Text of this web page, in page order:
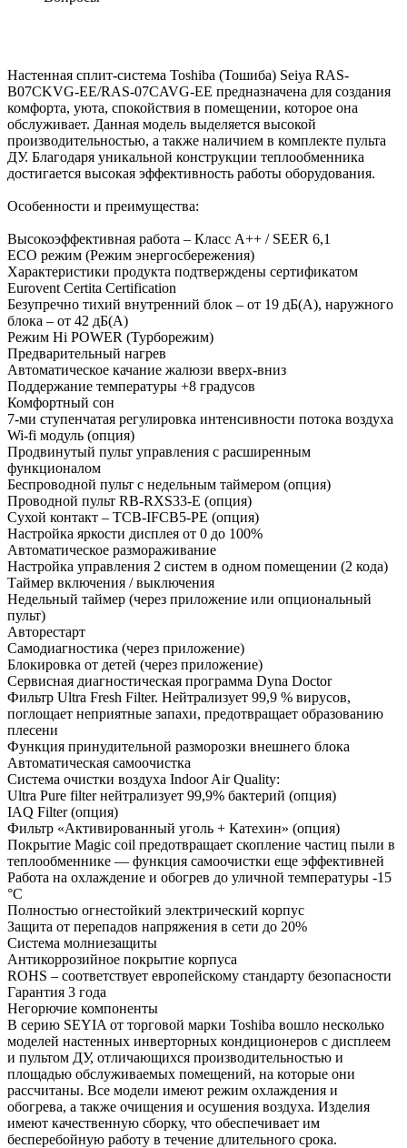
Настенная сплит-система Toshiba (Тошиба) Seiya RAS-
B07CKVG-EE/RAS-07CAVG-EE предназначена для создания
комфорта, уюта, спокойствия в помещении, которое она
обслуживает. Данная модель выделяется высокой
производительностью, а также наличием в комплекте пульта
ДУ. Благодаря уникальной конструкции теплообменника
достигается высокая эффективность работы оборудования.
Особенности и преимущества:
Высокоэффективная работа – Класс А++ / SEER 6,1
ECO режим (Режим энергосбережения)
Характеристики продукта подтверждены сертификатом
Eurovent Certita Certification
Безупречно тихий внутренний блок – от 19 дБ(А), наружного
блока – от 42 дБ(А)
Режим Hi POWER (Турборежим)
Предварительный нагрев
Автоматическое качание жалюзи вверх-вниз
Поддержание температуры +8 градусов
Комфортный сон
7-ми ступенчатая регулировка интенсивности потока воздуха
Wi-fi модуль (опция)
Продвинутый пульт управления с расширенным
функционалом
Беспроводной пульт с недельным таймером (опция)
Проводной пульт RB-RXS33-E (опция)
Сухой контакт – TCB-IFCB5-PE (опция)
Настройка яркости дисплея от 0 до 100%
Автоматическое размораживание
Настройка управления 2 систем в одном помещении (2 кода)
Таймер включения / выключения
Недельный таймер (через приложение или опциональный
пульт)
Авторестарт
Самодиагностика (через приложение)
Блокировка от детей (через приложение)
Сервисная диагностическая программа Dyna Doctor
Фильтр Ultra Fresh Filter. Нейтрализует 99,9 % вирусов,
поглощает неприятные запахи, предотвращает образованию
плесени
Функция принудительной разморозки внешнего блока
Автоматическая самоочистка
Система очистки воздуха Indoor Air Quality:
Ultra Pure filter нейтрализует 99,9% бактерий (опция)
IAQ Filter (опция)
Фильтр «Активированный уголь + Катехин» (опция)
Покрытие Magic coil предотвращает скопление частиц пыли в
теплообменнике — функция самоочистки еще эффективней
Работа на охлаждение и обогрев до уличной температуры -15
°С
Полностью огнестойкий электрический корпус
Защита от перепадов напряжения в сети до 20%
Система молниезащиты
Антикоррозийное покрытие корпуса
ROHS – соответствует европейскому стандарту безопасности
Гарантия 3 года
Негорючие компоненты
В серию SEYIA от торговой марки Toshiba вошло несколько
моделей настенных инверторных кондиционеров с дисплеем
и пультом ДУ, отличающихся производительностью и
площадью обслуживаемых помещений, на которые они
рассчитаны. Все модели имеют режим охлаждения и
обогрева, а также очищения и осушения воздуха. Изделия
имеют качественную сборку, что обеспечивает им
бесперебойную работу в течение длительного срока.